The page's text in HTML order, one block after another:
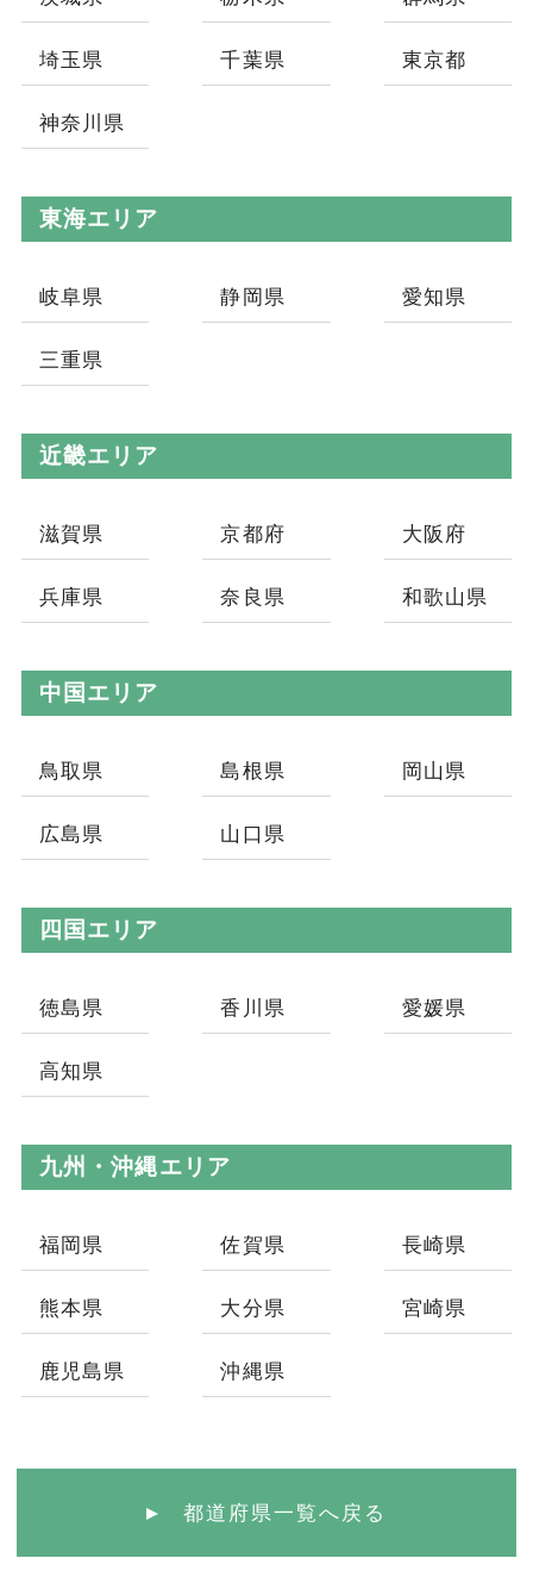
埼玉県 千葉県 東京都
神奈川県
東海エリア
岐阜県 静岡県 愛知県
三重県
近畿エリア
滋賀県 京都府 大阪府
兵庫県 奈良県 和歌山県
中国エリア
鳥取県 島根県 岡山県
広島県 山口県
四国エリア
徳島県 香川県 愛媛県
高知県
九州・沖縄エリア
福岡県 佐賀県 長崎県
熊本県 大分県 宮崎県
鹿児島県 沖縄県
都道府県一覧へ戻る